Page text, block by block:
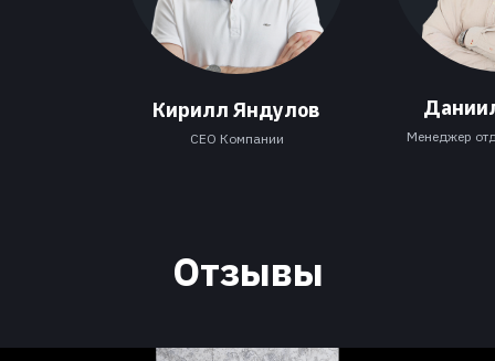
СЕО Компании Менеджер
Кирилл Яндулов
Отзывы